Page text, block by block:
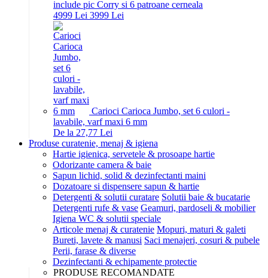
include pic Corry si 6 patroane cerneala
4999 Lei 3999 Lei
Carioci Carioca Jumbo, set 6 culori -
lavabile, varf maxi 6 mm
De la 27,77 Lei
Produse curatenie, menaj & igiena
Hartie igienica, servetele & prosoape hartie
Odorizante camera & baie
Sapun lichid, solid & dezinfectanti maini
Dozatoare si dispensere sapun & hartie
Detergenti & solutii curatare Solutii baie & bucatarie
Detergenti rufe & vase Geamuri, pardoseli & mobilier
Igiena WC & solutii speciale
Articole menaj & curatenie Mopuri, maturi & galeti
Bureti, lavete & manusi Saci menajeri, cosuri & pubele
Perii, farase & diverse
Dezinfectanti & echipamente protectie
PRODUSE RECOMANDATE